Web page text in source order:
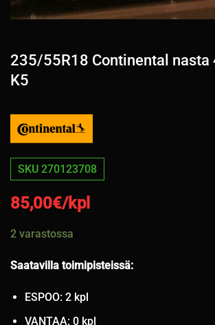
235/55R18 Continental nasta
K5
SKU 270123708
85,00€/kpl
2 varastossa
Saatavilla toimipisteissä:
ESPOO: 2 kpl
VANTAA: 0 kpl